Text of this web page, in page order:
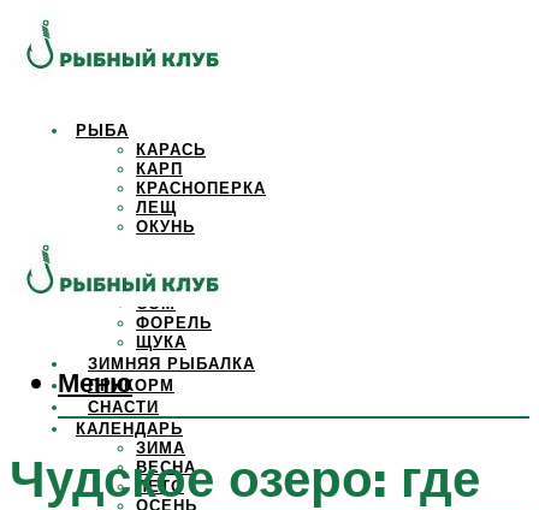
РЫБА
КАРАСЬ
КАРП
КРАСНОПЕРКА
ЛЕЩ
ОКУНЬ
САЗАН
СОМ
ФОРЕЛЬ
ЩУКА
ЗИМНЯЯ РЫБАЛКА
ПРИКОРМ
СНАСТИ
КАЛЕНДАРЬ
ЗИМА
ВЕСНА
ЛЕТО
ОСЕНЬ
Меню
Чудское озеро: где